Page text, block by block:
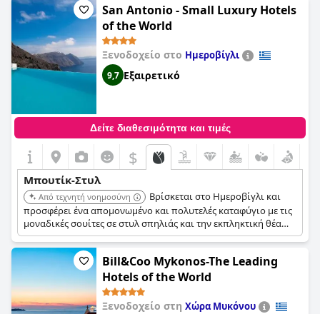
San Antonio - Small Luxury Hotels
of the World
Ξενοδοχείο στο Ημεροβίγλι
9,7 Εξαιρετικό
Δείτε διαθεσιμότητα και τιμές
$
Μπουτίκ-Στυλ
Από τεχνητή νοημοσύνη
Βρίσκεται στο Ημεροβίγλι και
προσφέρει ένα απομονωμένο και πολυτελές καταφύγιο με τις
μοναδικές σουίτες σε στυλ σπηλιάς και την εκπληκτική θέα
στη θάλασσα. Το ξενοδοχείο διαθέτει σπα, πισίνα
υπερχείλισης και εξατομικευμένες υπηρεσίες. Η ήρεμη
ατμόσφαιρα και το μαγευτικό τοπίο το καθιστούν ιδανικό για
χαλάρωση.
Bill&Coo Mykonos-The Leading
Hotels of the World
Ξενοδοχείο στη Χώρα Μυκόνου